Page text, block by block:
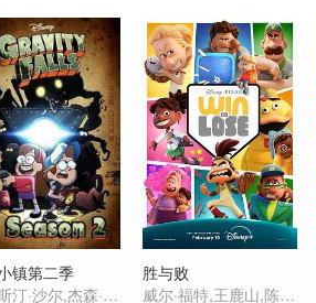
镇第二季
克里斯汀·沙尔,杰森·雷特,亚历克斯·赫什,琳达·卡德里尼,J·K·西蒙斯,迪·布拉雷·贝克尔,Jackie Buscarino,Niki Yang,Carl Faruolo
胜与败
威尔·福特,王鹿山,陈琦烨,乔·费尔斯通,米兰·雷,乔希·汤姆森,Rosie Foss